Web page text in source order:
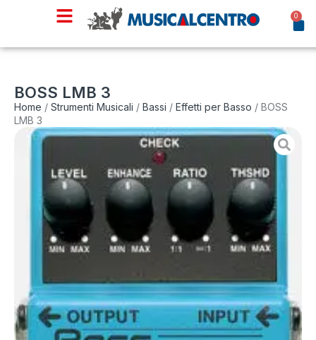
0
BOSS LMB 3
Home / Strumenti Musicali / Bassi / Effetti per Basso / BOSS
LMB 3